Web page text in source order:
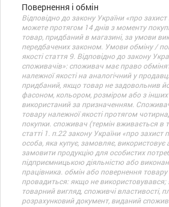
Повернення і обмін
Відповідно до закону України «про
можете протягом 14 днів з моменту
товар, придбаний в магазині, за умови
передбачених законом. Умови обміну /
якості стаття 9. Відповідно до закону
споживачів»: споживач має право
належної якості на аналогічний у
придбаний, якщо товар не задовольнив
фасоном, кольором, розміром або з
використаний за призначенням.
товару належної якості протягом
покупки. споживач (термін вживається в
статті 1. п.22 закону України «про
особа, яка купує, замовляє,
замовити продукцію для особистих
підприємницькою діяльністю або
працівника. обмін або повернення товару
провадиться: якщо не
товарний вигляд, споживчі властивості,
розрахунковий документ, виданий